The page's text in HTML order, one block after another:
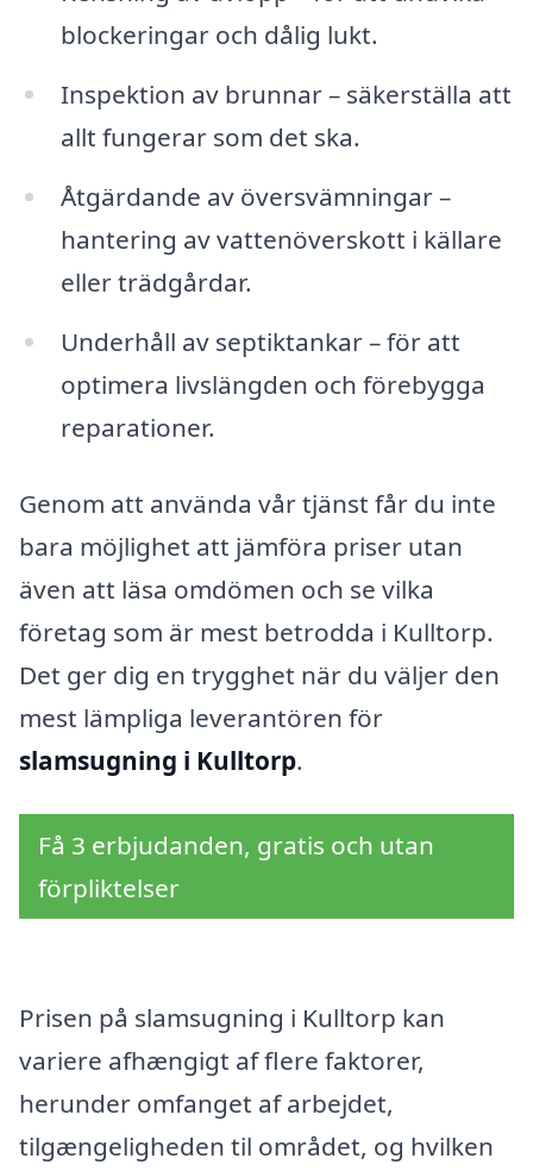
blockeringar och dålig lukt.
Inspektion av brunnar – säkerställa att
allt fungerar som det ska.
Åtgärdande av översvämningar –
hantering av vattenöverskott i källare
eller trädgårdar.
Underhåll av septiktankar – för att
optimera livslängden och förebygga
reparationer.
Genom att använda vår tjänst får du inte
bara möjlighet att jämföra priser utan
även att läsa omdömen och se vilka
företag som är mest betrodda i Kulltorp.
Det ger dig en trygghet när du väljer den
mest lämpliga leverantören för
slamsugning i Kulltorp.
Få 3 erbjudanden, gratis och utan
förpliktelser
Prisen på slamsugning i Kulltorp kan
variere afhængigt af flere faktorer,
herunder omfanget af arbejdet,
tilgængeligheden til området, og hvilken